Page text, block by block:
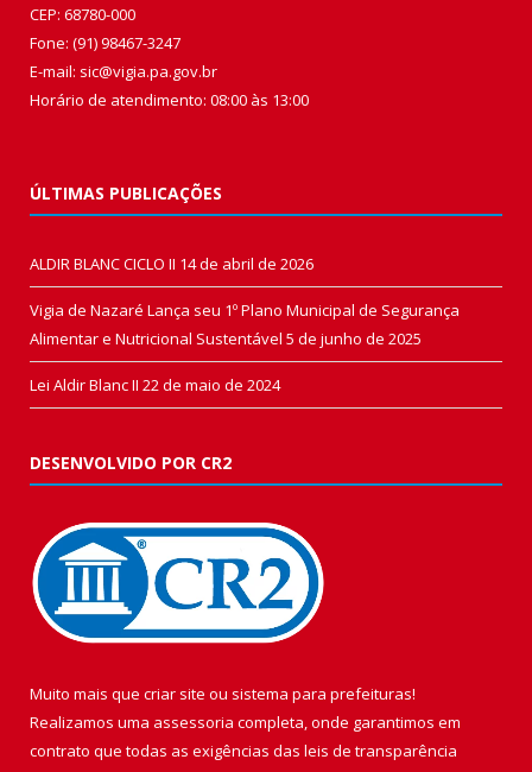
CEP: 68780-000
Fone: (91) 98467-3247
E-mail: sic@vigia.pa.gov.br
Horário de atendimento: 08:00 às 13:00
ÚLTIMAS PUBLICAÇÕES
ALDIR BLANC CICLO II 14 de abril de 2026
Vigia de Nazaré Lança seu 1º Plano Municipal de Segurança
Alimentar e Nutricional Sustentável 5 de junho de 2025
Lei Aldir Blanc II 22 de maio de 2024
DESENVOLVIDO POR CR2
Muito mais que criar site ou sistema para prefeituras!
Realizamos uma assessoria completa, onde garantimos em
contrato que todas as exigências das leis de transparência